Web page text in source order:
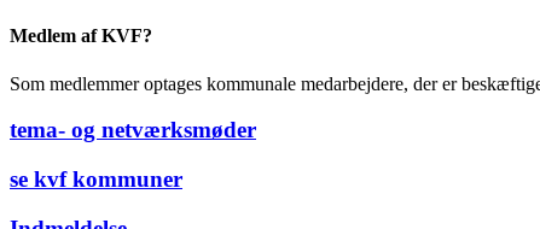
Medlem af KVF?
Som medlemmer optages kommunale medarbejdere, der er
tema- og netværksmøder
se kvf kommuner